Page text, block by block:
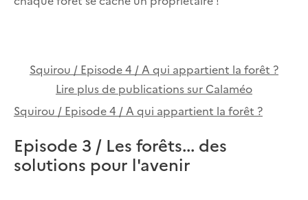
Squirou / Episode 4 / A qui appartient la forêt ?
Lire plus de publications sur Calaméo
Squirou / Episode 4 / A qui appartient la forêt ?
Episode 3 / Les forêts... des
solutions pour l'avenir